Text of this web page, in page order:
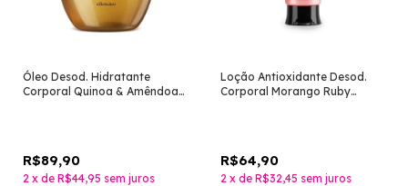
Óleo Desod. Hidratante
Corporal Quinoa & Amêndoas
R$89,90
2 x de R$44,95 sem juros
Loção Antioxidante Desod.
Corporal Morango Ruby
R$64,90
2 x de R$32,45 sem juros